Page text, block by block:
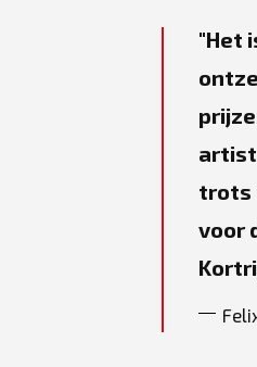
Het
artist
trots
voor